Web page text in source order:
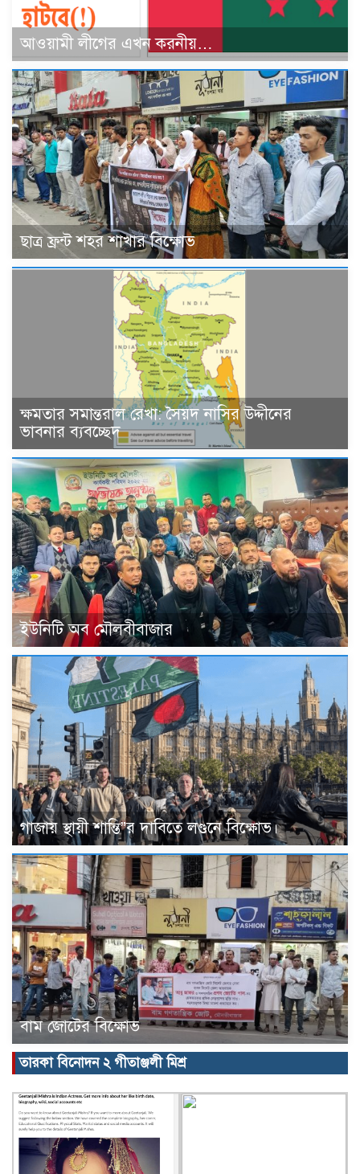
আওয়ামী লীগের এখন করনীয়…
ছাত্র ফ্রন্ট শহর শাখার বিক্ষোভ
ক্ষমতার সমান্তরাল রেখা: সৈয়দ নাসির উদ্দীনের
ভাবনার ব্যবচ্ছেদ
ইউনিটি অব মৌলবীবাজার
গাজায় স্থায়ী শান্তি”র দাবিতে লণ্ডনে বিক্ষোভ।
বাম জোটের বিক্ষোভ
তারকা বিনোদন ২ গীতাঞ্জলী মিশ্র